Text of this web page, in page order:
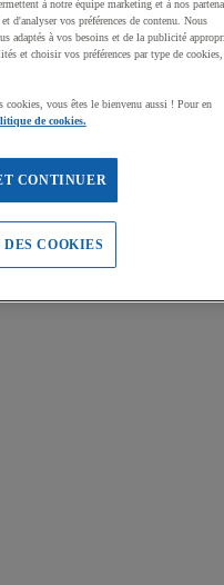
à notre équipe marketing et à nos
d'analyser vos préférences de contenu. Nous
adaptés à vos besoins et de la publicité
et choisir vos préférences par type de cookies,
vous êtes le bienvenu aussi ! Pour en
de cookies.
CONTINUER
COOKIES